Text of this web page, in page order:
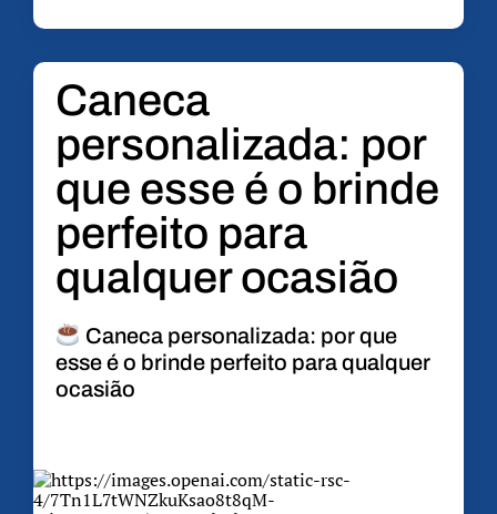
Caneca
personalizada: por
que esse é o brinde
perfeito para
qualquer ocasião
Caneca personalizada: por que
esse é o brinde perfeito para qualquer
ocasião